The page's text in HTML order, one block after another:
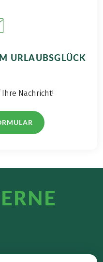
URLAUBSGLÜCK
Nachricht!